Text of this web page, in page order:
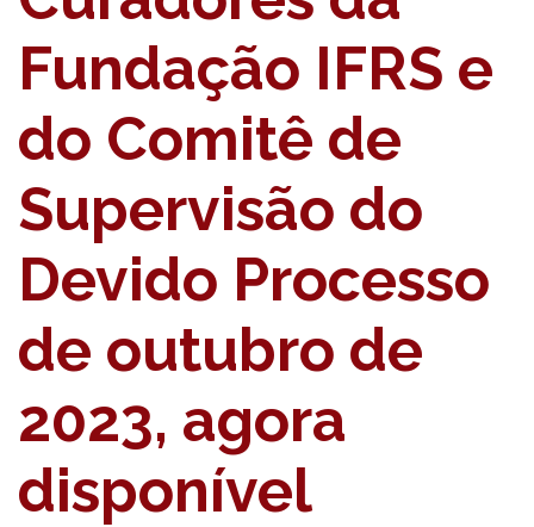
Fundação IFRS e
do Comitê de
Supervisão do
Devido Processo
de outubro de
2023, agora
disponível